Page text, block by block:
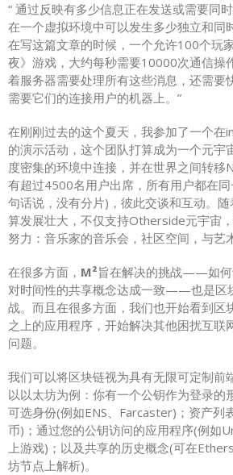
“ 通过反映有多少信息正在发送或需要同
在一个虚拟环境中可以发生多少独立和同
在写这篇文章的时候，一个允许100个玩
夜》游戏，大约每秒需要10000次通信操
着服务器需要处理所有这些消息，还需要
需要它们的连接用户的机器上。”
在刚刚过去的这个夏天，我参加了一个在
的演示活动，这个团队打算成为一个元宇
度密集的环境中连接，并在世界之间转移
有超过4500名用户出席，所有用户都在
句话说，没有分片)，彼此交谈和互动。随
算发展壮大，不仅支持Otherside元宇宙
努力：音乐家的音乐会，社区空间，与艺
在很多方面， M²旨在解决的挑战——如何
对时间性的共享概念达成一致——也是区
战。而且在很多方面，我们也开始看到区
之上的应用程序，开始解决其他困扰互联
问题。
我们可以将区块链视为具有无限可定制前
以以太坊为例：你有一个公钥作为登录的
可选身份(例如ENS、Farcaster)；资产列
币)；通过您的公钥访问的应用程序(例如
上游戏)；以及共享的历史概念(可在
坊节点上解析)。